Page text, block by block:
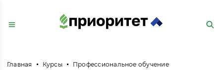
Главная Курсы
Профессиональное обучение